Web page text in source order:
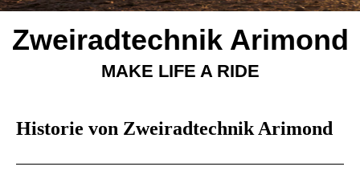
Zweiradtechnik Arimond
MAKE LIFE A RIDE
Historie von Zweiradtechnik Arimond